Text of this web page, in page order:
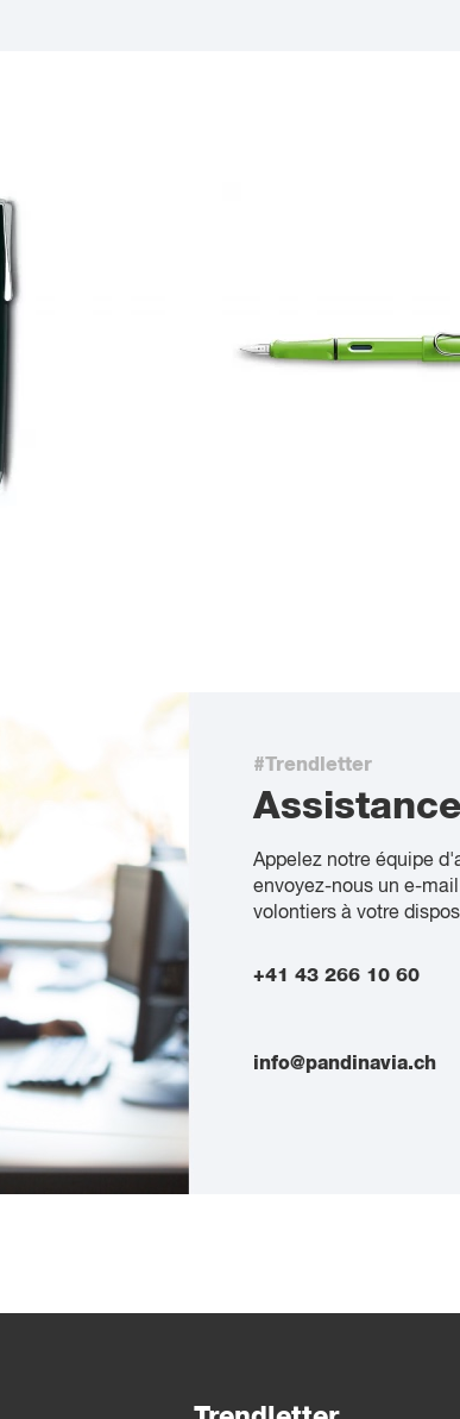
#Trendletter
Appelez notre équipe
envoyez-nous un e-
volontiers à votre
+41 43 266 10 60
info@pandinavia.ch